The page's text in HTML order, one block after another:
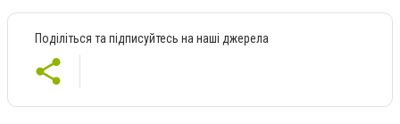
Поділіться та підписуйтесь на наші джерела